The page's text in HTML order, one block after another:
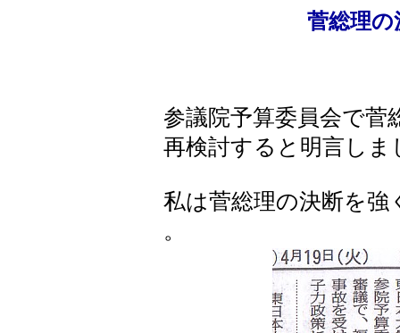
菅総理
参議院予算委員会で菅
再検討すると明言しま
私は菅総理の決断を強
。